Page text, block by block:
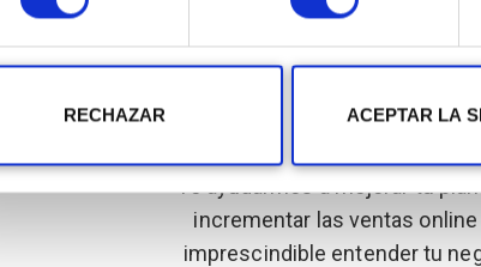
RECHAZAR ACEPTAR LA
Te ayudarmos a mejorar tu
incrementar las ventas
imprescindible entender tu